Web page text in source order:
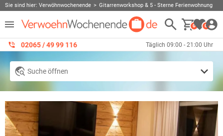
Sie sind hier: Verwöhnwochenende Gitarrenworkshop & 5 - Sterne Ferienwohnung
0 0
02065 / 49 ‌99 116 Täglich 09:00 - 21:00 Uhr
Suche öffnen